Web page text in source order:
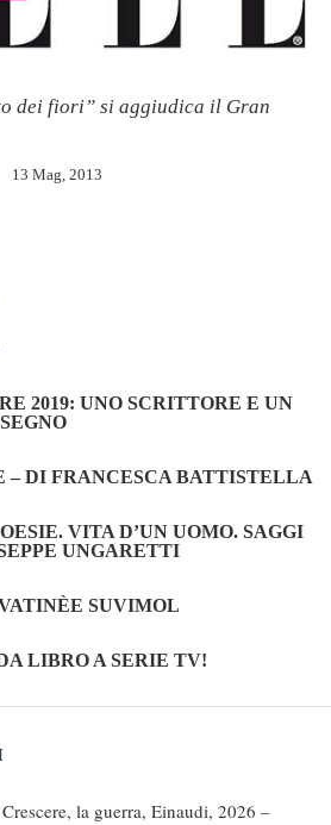
dei fiori” si aggiudica il Gran
13 Mag, 2013
2019: UNO SCRITTORE E UN
– DI FRANCESCA BATTISTELLA
VITA D’UN UOMO. SAGGI
UNGARETTI
SUVIMOL
LIBRO A SERIE TV!
la guerra, Einaudi, 2026 –